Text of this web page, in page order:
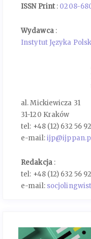
ISSN Print: 0208-
Wydawca :
Instytut Języka
al. Mickiewicza 31
31-120 Kraków
tel: +48 (12) 632 56 92
e-mail:
Redakcja:
tel: +48 (12) 632 56
e-mail: